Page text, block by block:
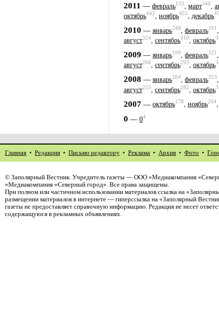
2011 — февраль133 март340
октябрь442, ноябрь455, декабрь
2010 — январь248 февраль291
август324, сентябрь310, октябрь
2009 — январь199 февраль321
август266, сентябрь293, октябрь
2008 — январь284 февраль353
август253 сентябрь282 октябрь
2007 — октябрь178, ноябрь204
0 — 04
Главная • Редакция • Письмо редактору • Реклама • Архив • Фото •
© Заполярный Вестник. Учредитель газеты — ООО «Медиакомпания
«Медиакомпания «Северный город». Все права защищены.
При полном или частичном использовании материалов ссылка на
размещении материалов в интернете — гиперссылка на «Заполярный
газеты не предоставляет справочную информацию. Редакция не несет
содержащуюся в рекламных объявлениях.